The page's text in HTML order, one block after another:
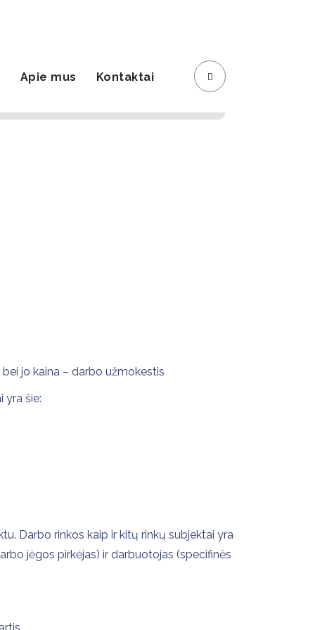
Apie mus Kontaktai
jo kaina – darbo užmokestis
yra šie:
Darbo rinkos kaip ir kitų rinkų subjektai yra
jėgos pirkėjas) ir darbuotojas (specifinės